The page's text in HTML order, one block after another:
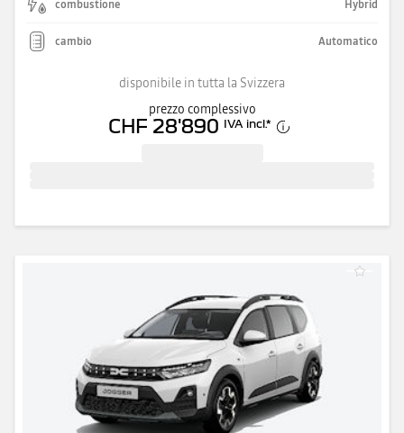
combustione Hybrid
cambio Automatico
disponibile in tutta la Svizzera
prezzo complessivo
CHF 28'890 IVA incl.*